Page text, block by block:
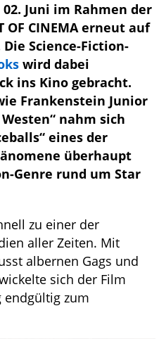
Juni im Rahmen der
OF CINEMA erneut auf
Science-Fiction-
wird dabei
ins Kino gebracht.
Frankenstein Junior
nahm sich
eines der
überhaupt
Genre rund um Star
zu einer der
aller Zeiten. Mit
albernen Gags und
sich der Film
endgültig zum